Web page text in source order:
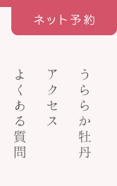
よくある質問 アクセス うららか牡丹